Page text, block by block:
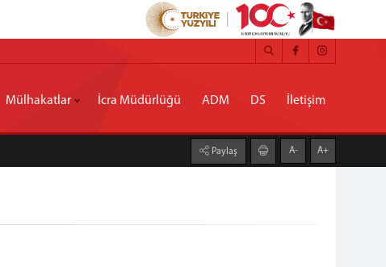
Mülhakatlar İcra Müdürlüğü ADM DS İletişim
Paylaş A- A+